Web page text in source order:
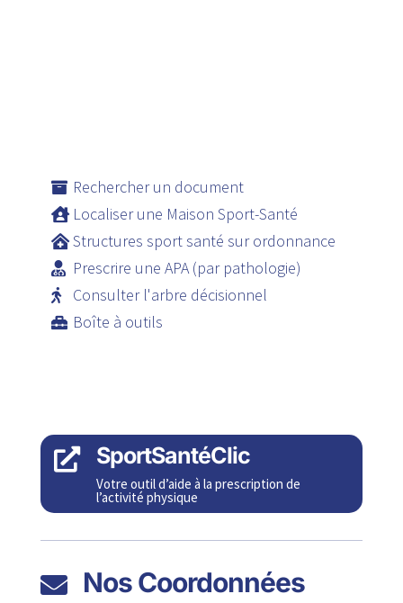
Rechercher un document
Localiser une Maison Sport-Santé
Structures sport santé sur ordonnance
Prescrire une APA (par pathologie)
Consulter l'arbre décisionnel
Boîte à outils
 SportSantéClic
Votre outil d’aide à la prescription de
l’activité physique
 Nos Coordonnées